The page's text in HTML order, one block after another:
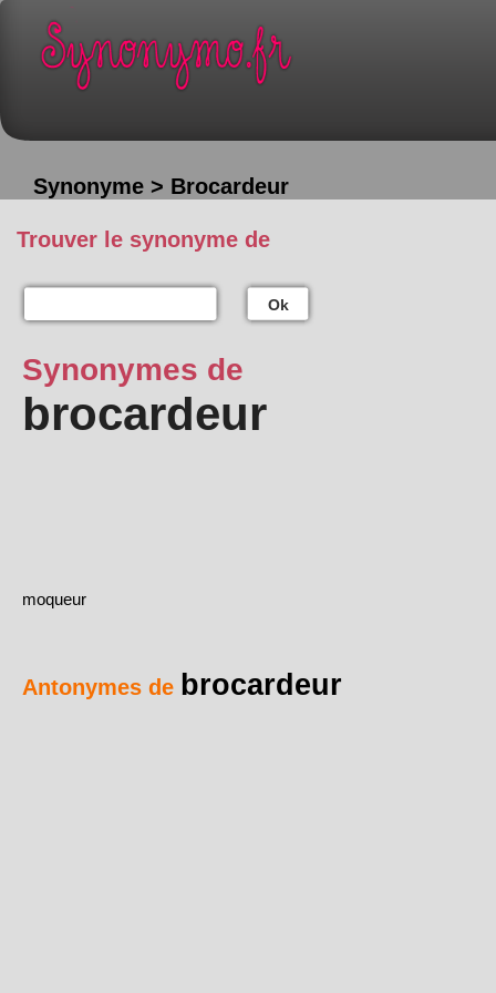
Synonyme > Brocardeur
Trouver le synonyme de
Ok
Synonymes de
brocardeur
moqueur
Antonymes de brocardeur